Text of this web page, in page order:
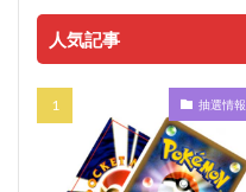
人気記事
抽選情報